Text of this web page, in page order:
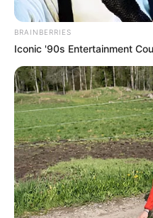
PostedFriss hírek
Vége a
főispánoknak
a megyék
bySzerző • May 16, 2026
BRAINBERRIES
Iconic '90s Entertainment